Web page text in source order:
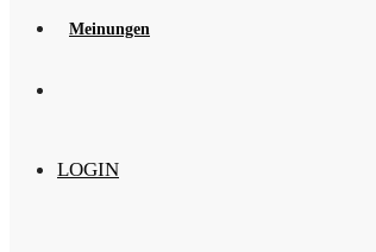
Mei­nun­gen
LOGIN